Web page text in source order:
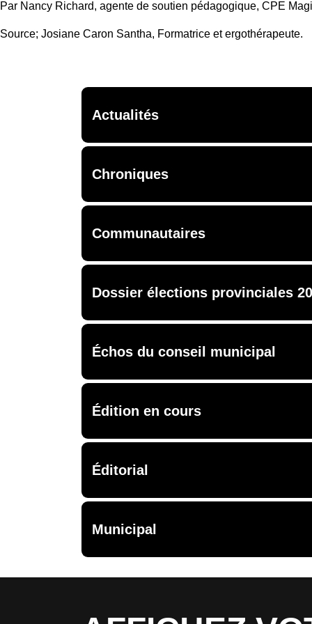
Par Nancy Richard, agente de soutien pédagogique, CPE
Source; Josiane Caron Santha, Formatrice et ergothérapeute.
Actualités
Chroniques
Communautaires
Dossier élections provinciales
Échos du conseil municipal
Édition en cours
Éditorial
Municipal